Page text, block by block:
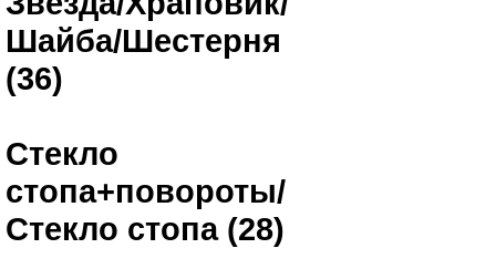
Шайба/Шестерня
(36)
Стекло
стопа+повороты/
Стекло стопа (28)